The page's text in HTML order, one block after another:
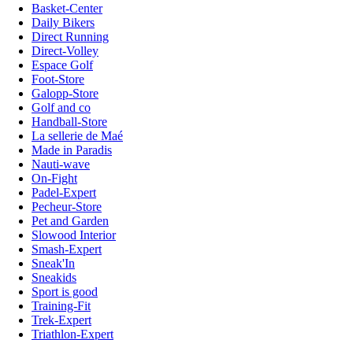
Basket-Center
Daily Bikers
Direct Running
Direct-Volley
Espace Golf
Foot-Store
Galopp-Store
Golf and co
Handball-Store
La sellerie de Maé
Made in Paradis
Nauti-wave
On-Fight
Padel-Expert
Pecheur-Store
Pet and Garden
Slowood Interior
Smash-Expert
Sneak'In
Sneakids
Sport is good
Training-Fit
Trek-Expert
Triathlon-Expert